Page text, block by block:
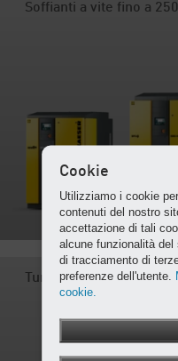
Soffianti a vite fino a
Turbosoffianti da 150 e
Cookie
Utilizziamo i cookie
contenuti del nostro
accettazione di tali
alcune funzionalità
di tracciamento di
preferenze dell'utente.
cookie.